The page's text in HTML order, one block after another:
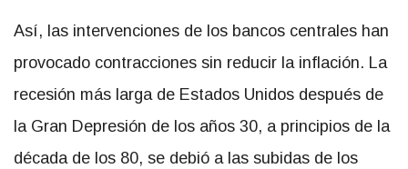
Así, las intervenciones de los bancos centrales han
provocado contracciones sin reducir la inflación. La
recesión más larga de Estados Unidos después de
la Gran Depresión de los años 30, a principios de la
década de los 80, se debió a las subidas de los